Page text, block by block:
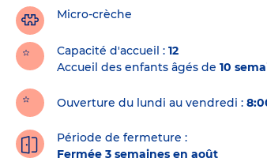
crècheMicro-crèche
Capacité d'accueil
12
Accueil des enfants âgés de 10
Ouverture du lundi au vendredi :
Période de fermeture :
Fermée 3 semaines en août